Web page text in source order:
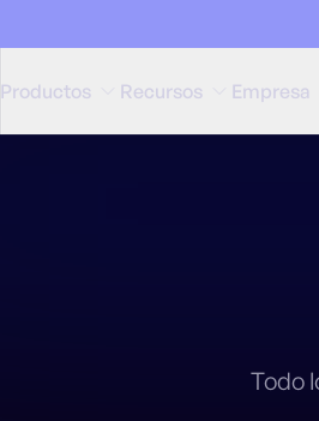
Productos Recursos Empresa
Todo